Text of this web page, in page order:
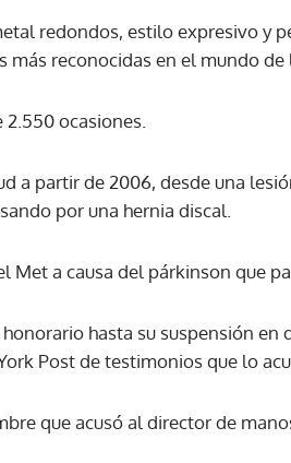
por suscribirte a nuestro boletín.
ACEPTAR
redondos, estilo expresivo y
reconocidas en el mundo de
ocasiones.
a partir de 2006, desde una
por una hernia discal.
Met a causa del párkinson que
hasta su suspensión en
Post de testimonios que lo
que acusó al director de